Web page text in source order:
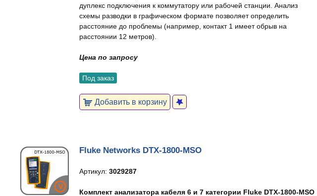
дуплекс подключения к коммутатору или рабочей станции. Анализ
схемы разводки в графическом формате позволяет определить
расстояние до проблемы (например, контакт 1 имеет обрыв на
расстоянии 12 метров).
Цена по запросу
Под заказ
Добавить в корзину
Fluke Networks DTX-1800-MSO
Артикул:3029287
Комплект анализатора кабеля 6 и 7 категории Fluke DTX-1800-MSO